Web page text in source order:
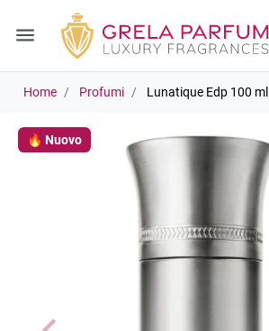
menu
Home Profumi Lunatique Edp 100 ml
🔥 Nuovo